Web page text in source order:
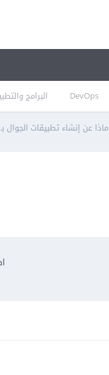
DevOps البرامج
ماذا عن إنشاء تطبيقات الجوال بـ cordova